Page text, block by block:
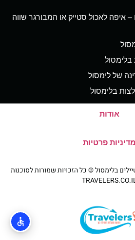
איפה לאכול סטייק או המבורגר שווה
בלימסול
של לימסול
בלימסול
אודות
מדיניות פרטיות
בלימסול © כל הזכויות שמורות לסוכנות